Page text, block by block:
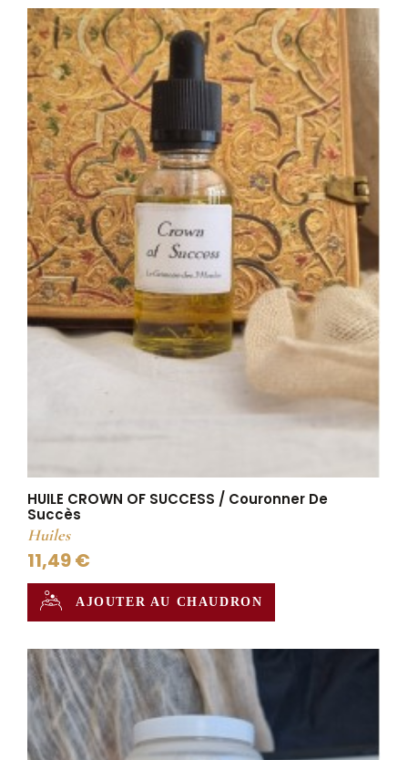
HUILE CROWN OF SUCCESS / Couronner De
Succès
Huiles
11,49 €
AJOUTER AU CHAUDRON